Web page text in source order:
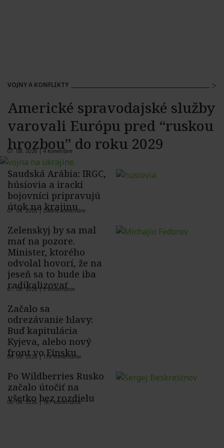
VOJNY A KONFLIKTY
Americké spravodajské služby
varovali Európu pred “ruskou
hrozbou” do roku 2029
07. 08. 2026 |4 komentáre
Saudská Arábia: IRGC,
húsíovia a irackí
bojovníci pripravujú
útok na krajinu
07. 08. 2026 | Žiadne komentáre
Zelenskyj by sa mal
mať na pozore.
Minister, ktorého
odvolal hovorí, že na
jeseň sa to bude iba
radikalizovať
07. 08. 2026 |5 komentárov
Začalo sa
odrezávanie hlavy:
Buď kapitulácia
Kyjeva, alebo nový
front vo Fínsku
06. 08. 2026 |178 komentárov
Po Wildberries Rusko
začalo útočiť na
všetko bez rozdielu
06. 08. 2026 |187 komentárov